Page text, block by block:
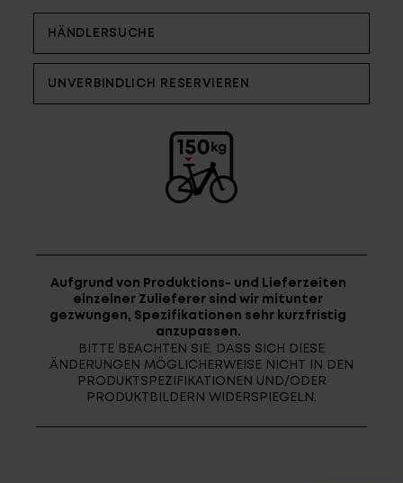
Händlersuche
Fragen - Antworten / FAQ
HÄNDLERSUCHE
UNVERBINDLICH RESERVIEREN
Aufgrund von Produktions- und Lieferzeiten
einzelner Zulieferer sind wir mitunter
gezwungen, Spezifikationen sehr kurzfristig
anzupassen.
BITTE BEACHTEN SIE, DASS SICH DIESE
ÄNDERUNGEN MÖGLICHERWEISE NICHT IN DEN
PRODUKTSPEZIFIKATIONEN UND/ODER
PRODUKTBILDERN WIDERSPIEGELN.